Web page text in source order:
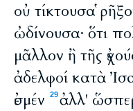
οὐ τίκτουσα
ὠδίνουσα· ὅτι
μᾶλλον ἢ τῆς
ἀδελφοί κατὰ
ἐσμέν
29ἀλλ'